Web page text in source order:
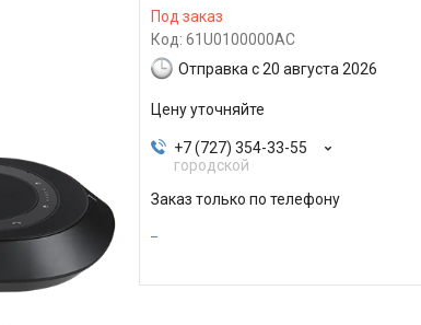
Под заказ
Код: 61U0100000AC
Отправка с 20 августа 2026
Цену уточняйте
+7 (727) 354-33-55
городской
Заказ только по телефону